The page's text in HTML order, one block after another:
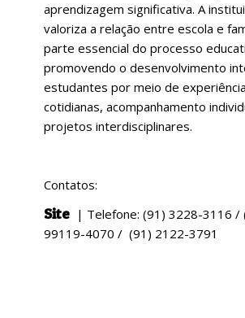
aprendizagem significativa. A
valoriza a relação entre escola e
parte essencial do processo
promovendo o desenvolvimento
estudantes por meio de
cotidianas, acompanhamento
projetos interdisciplinares.
Contatos:
Site | Telefone: (91) 3228-3116 /
99119-4070 / (91) 2122-3791